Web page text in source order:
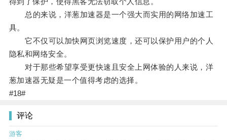
总的来说，洋葱加速器是一个强大而实用的网络加速工
具。
它不仅可以加快网页浏览速度，还可以保护用户的个人
隐私和网络安全。
对于那些希望享受更快速且安全上网体验的人来说，洋
葱加速器无疑是一个值得考虑的选择。
#18#
评论
游客